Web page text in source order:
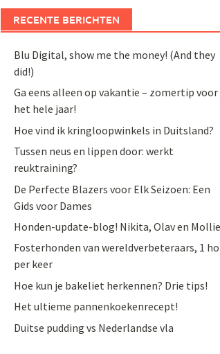
RECENTE BERICHTEN
Blu Digital, show me the money! (And they
did!)
Ga eens alleen op vakantie – zomertip voor
het hele jaar!
Hoe vind ik kringloopwinkels in Duitsland?
Tussen neus en lippen door: werkt
reuktraining?
De Perfecte Blazers voor Elk Seizoen: Een
Gids voor Dames
Honden-update-blog! Nikita, Olav en Mollie
Fosterhonden van wereldverbeteraars, 1
per keer
Hoe kun je bakeliet herkennen? Drie tips!
Het ultieme pannenkoekenrecept!
Duitse pudding vs Nederlandse vla